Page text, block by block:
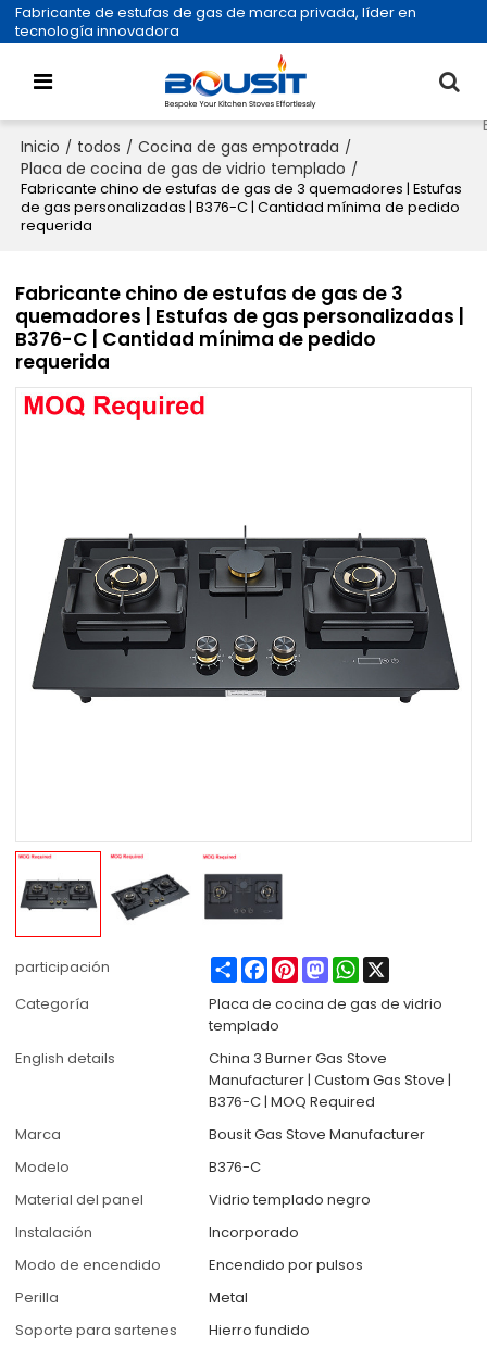
Fabricante de estufas de gas de marca privada, líder en
tecnología innovadora
Inicio / todos / Cocina de gas empotrada /
Placa de cocina de gas de vidrio templado /
Fabricante chino de estufas de gas de 3 quemadores | Estufas
de gas personalizadas | B376-C | Cantidad mínima de pedido
requerida
Fabricante chino de estufas de gas de 3
quemadores | Estufas de gas personalizadas |
B376-C | Cantidad mínima de pedido
requerida
participación ShareFacebook
PinterestMastodonWhatsApp
Categoría
Placa de cocina de gas de vidrio
templado
English details
China 3 Burner Gas Stove
Manufacturer | Custom Gas Stove |
B376-C | MOQ Required
Marca
Bousit Gas Stove Manufacturer
Modelo
B376-C
Material del panel
Vidrio templado negro
Instalación
Incorporado
Modo de encendido
Encendido por pulsos
Perilla
Metal
Soporte para sartenes
Hierro fundido